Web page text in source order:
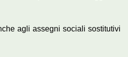
agli assegni sociali sostitutivi